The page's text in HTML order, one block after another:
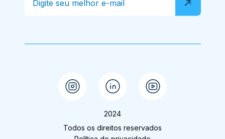
2024
Todos os direitos reservados